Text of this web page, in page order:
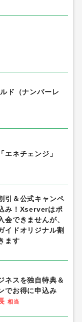
ド（ナンバーレ
エネチェンジ」
引＆公式キャンペ
み！Xserverはポ
会できませんが、
イドオリジナル割
ます
ネスを独自特典＆
でお得に申込み
相当